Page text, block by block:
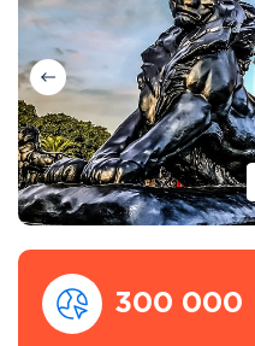
300 000